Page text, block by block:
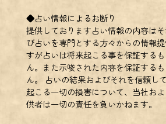
◆占い情報によるお断り
提供しております占い情報の内容は
び占いを専門とする方々からの情報
すが占いは将来起こる事を保証する
ん。また示唆された内容を保証する
ん。 占いの結果およびそれを信頼し
起こる一切の損害について、当社お
供者は一切の責任を負いかねます。